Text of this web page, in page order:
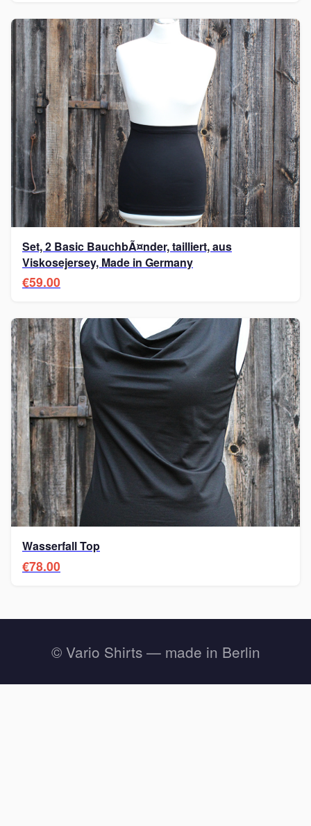
Set, 2 Basic BauchbÃ¤nder, tailliert, aus
Viskosejersey, Made in Germany
€59.00
Wasserfall Top
€78.00
© Vario Shirts — made in Berlin